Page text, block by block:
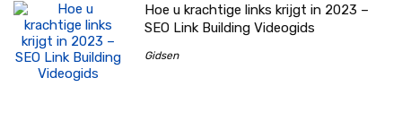
Hoe u krachtige links krijgt in 2023 –
SEO Link Building Videogids
Gidsen